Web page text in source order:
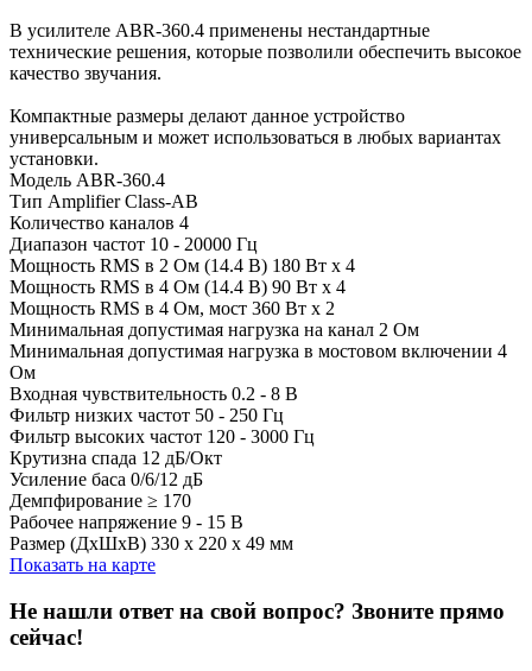
В усилителе ABR-360.4 применены нестандартные
технические решения, которые позволили обеспечить высокое
качество звучания.
Компактные размеры делают данное устройство
универсальным и может использоваться в любых вариантах
установки.
Модель ABR-360.4
Тип Amplifier Class-AB
Количество каналов 4
Диапазон частот 10 - 20000 Гц
Мощность RMS в 2 Ом (14.4 В) 180 Вт x 4
Мощность RMS в 4 Ом (14.4 В) 90 Вт x 4
Мощность RMS в 4 Ом, мост 360 Вт x 2
Минимальная допустимая нагрузка на канал 2 Ом
Минимальная допустимая нагрузка в мостовом включении 4
Ом
Входная чувствительность 0.2 - 8 В
Фильтр низких частот 50 - 250 Гц
Фильтр высоких частот 120 - 3000 Гц
Крутизна спада 12 дБ/Окт
Усиление баса 0/6/12 дБ
Демпфирование ≥ 170
Рабочее напряжение 9 - 15 В
Размер (ДxШxВ) 330 x 220 x 49 мм
Показать на карте
Не нашли ответ на свой вопрос? Звоните прямо
сейчас!